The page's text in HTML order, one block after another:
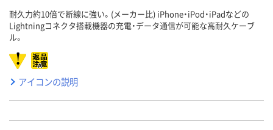
耐久力約10倍で断線に強い。(メーカー比) iPhone・iPod・iPadなどの
Lightningコネクタ搭載機器の充電・データ通信が可能な高耐久ケーブ
ル。
アイコンの説明